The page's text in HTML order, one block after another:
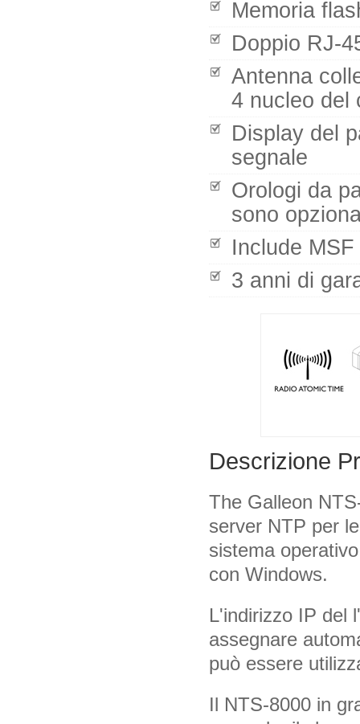
Memoria
Doppio RJ-
Antenna
4 nucleo del
Display del
segnale
Orologi da
sono
Include
3 anni di
Descrizione
The Galleon
server NTP per
sistema
con Windows.
L'indirizzo IP del
assegnare
può essere
Il NTS-8000 in